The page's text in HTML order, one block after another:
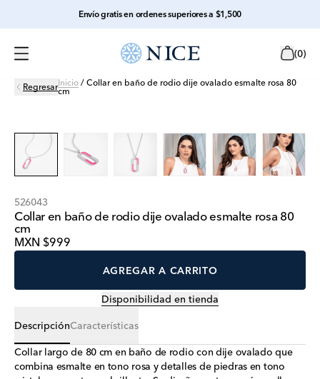
Envío gratis en ordenes superiores a $1,500
(0)
RegresarInicio / Collar en baño de rodio dije ovalado esmalte rosa 80
cm
526043
Collar en baño de rodio dije ovalado esmalte rosa 80
cm
MXN $999
AGREGAR A CARRITO
Disponibilidad en tienda
DescripciónCaracterísticas
Collar largo de 80 cm en baño de rodio con dije ovalado que
combina esmalte en tono rosa y detalles de piedras en tono